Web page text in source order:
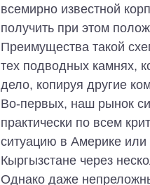
всемирно известной
получить при этом
Преимущества такой
тех подводных камнях,
дело, копируя другие
Во-первых, наш рынок
практически по всем
ситуацию в Америке
Кыргызстане через
Однако даже